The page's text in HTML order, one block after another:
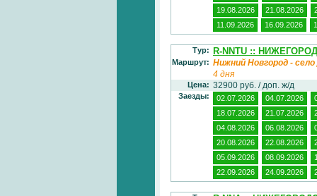
19.08.2026
21.08.2026
11.09.2026
16.09.2026
Тур: R-NNTU ::
Маршрут: Нижний Новгород -
4 дня
Цена: 32900 руб. / доп. ж/д
Заезды: 02.07.2026 04.07.2026
18.07.2026
21.07.2026
04.08.2026
06.08.2026
20.08.2026
22.08.2026
05.09.2026
08.09.2026
22.09.2026
24.09.2026